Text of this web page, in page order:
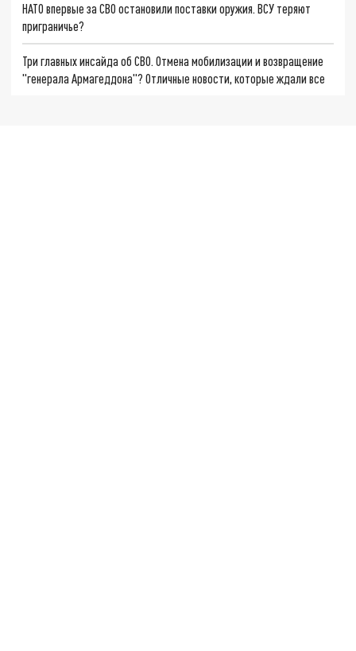
НАТО впервые за СВО остановили поставки оружия. ВСУ теряют
приграничье?
Три главных инсайда об СВО. Отмена мобилизации и возвращение
"генерала Армагеддона"? Отличные новости, которые ждали все